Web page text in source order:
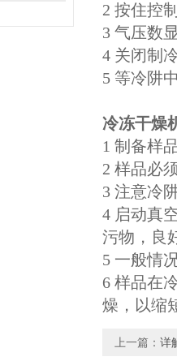
2 按住控
3 气压数
4 关闭制
5 等冷阱
冷冻干燥
1 制备样
2 样品必
3 注意冷
4 启动真
污物，良
5 一般情
6 样品在
燥，以缩
上一篇： 详